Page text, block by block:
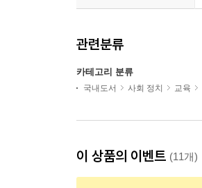
관련분류
카테고리 분류
국내도서 사회 정치 교육
이 상품의 이벤트 (11개)